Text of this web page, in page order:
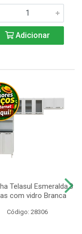
Adicionar
Telasul Esmeralda.3
com vidro Branca
Código: 28306